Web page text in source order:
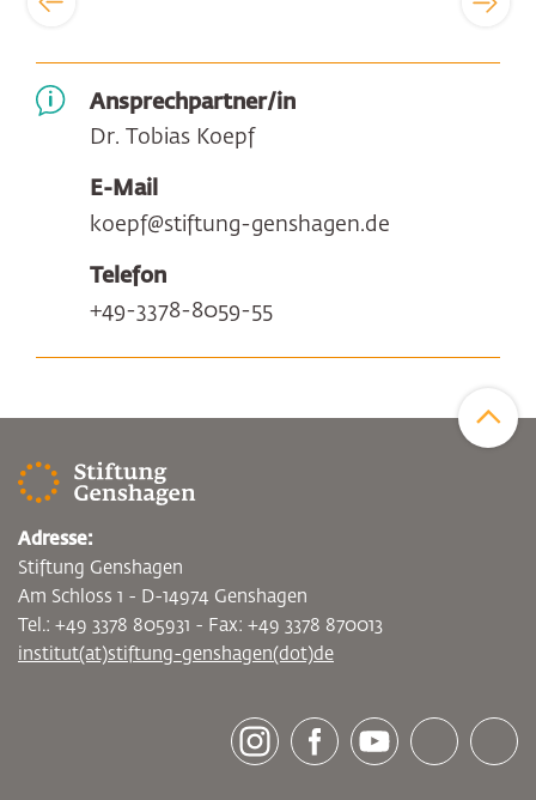
Ansprechpartner/in
Dr. Tobias Koepf
E-Mail
koepf@stiftung-genshagen.de
Telefon
+49-3378-8059-55
[socialLinksTitle]
Adresse:
Stiftung Genshagen
Am Schloss 1 - D-14974 Genshagen
Tel.: +49 3378 805931 - Fax: +49 3378 870013
institut(at)stiftung-genshagen(dot)de